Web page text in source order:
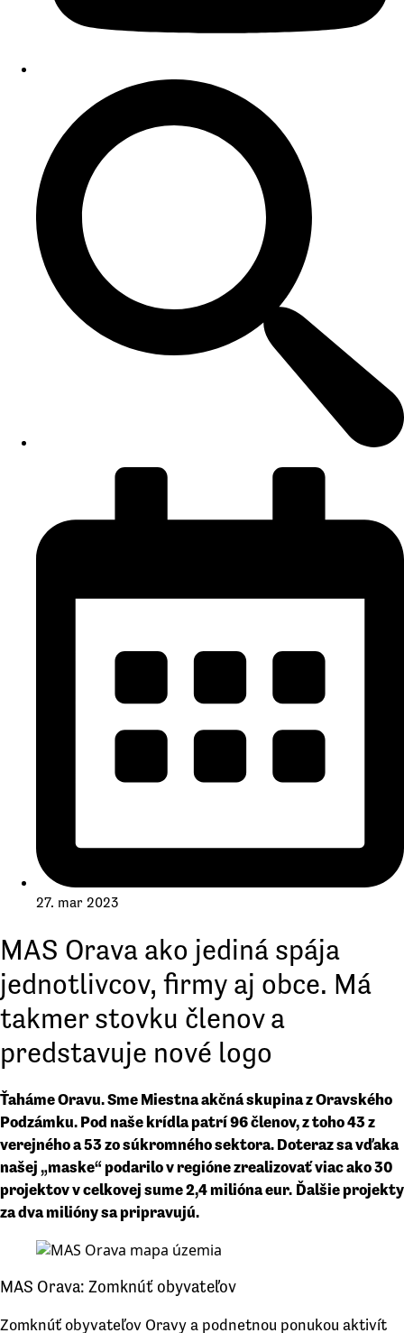
27. mar 2023
MAS Orava ako jediná spája
jednotlivcov, firmy aj obce. Má
takmer stovku členov a
predstavuje nové logo
Ťaháme Oravu. Sme Miestna akčná skupina z Oravského
Podzámku. Pod naše krídla patrí 96 členov, z toho 43 z
verejného a 53 zo súkromného sektora. Doteraz sa vďaka
našej „maske“ podarilo v regióne zrealizovať viac ako 30
projektov v celkovej sume 2,4 milióna eur. Ďalšie projekty
za dva milióny sa pripravujú.
MAS Orava: Zomknúť obyvateľov
Zomknúť obyvateľov Oravy a podnetnou ponukou aktivít